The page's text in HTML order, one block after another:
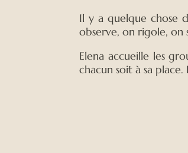
Il y a quelque chose
observe, on rigole, on
Elena accueille les
chacun soit à sa